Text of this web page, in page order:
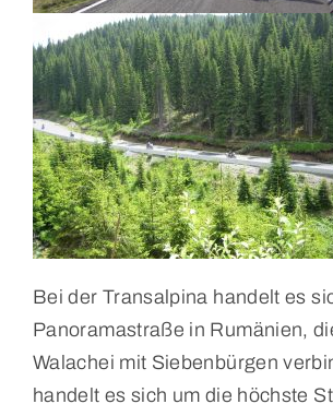
Bei der Transalpina handelt es
Panoramastraße in Rumänien,
Walachei mit Siebenbürgen
handelt es sich um die höchste